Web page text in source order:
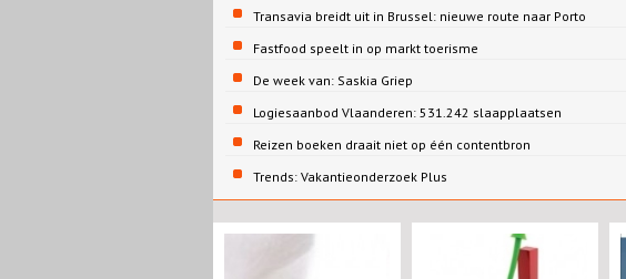
Transavia breidt uit in Brussel: nieuwe route naar Porto
Fastfood speelt in op markt toerisme
De week van: Saskia Griep
Logiesaanbod Vlaanderen: 531.242 slaapplaatsen
Reizen boeken draait niet op één contentbron
Trends: Vakantieonderzoek Plus